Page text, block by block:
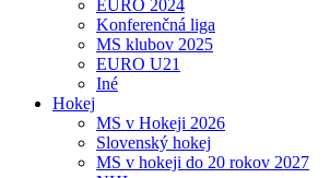
EURO 2024
Konferenčná liga
MS klubov 2025
EURO U21
Iné
Hokej
MS v Hokeji 2026
Slovenský hokej
MS v hokeji do 20 rokov 2027